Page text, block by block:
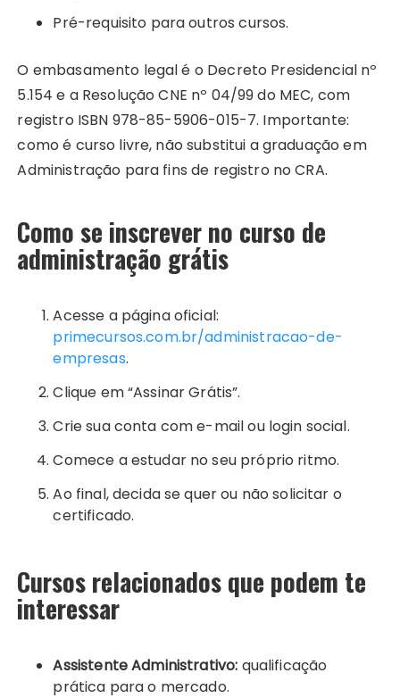
Pré-requisito para outros cursos.
O embasamento legal é o Decreto Presidencial nº
5.154 e a Resolução CNE nº 04/99 do MEC, com
registro ISBN 978-85-5906-015-7. Importante:
como é curso livre, não substitui a graduação em
Administração para fins de registro no CRA.
Como se inscrever no curso de
administração grátis
Acesse a página oficial:
primecursos.com.br/administracao-de-
empresas.
Clique em “Assinar Grátis”.
Crie sua conta com e-mail ou login social.
Comece a estudar no seu próprio ritmo.
Ao final, decida se quer ou não solicitar o
certificado.
Cursos relacionados que podem te
interessar
Assistente Administrativo: qualificação
prática para o mercado.